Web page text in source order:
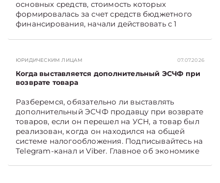
основных средств, стоимость которых
формировалась за счет средств бюджетного
финансирования, начали действовать с 1
на Telegram‑канал и Viber. Главное об
экономике Беларуси — раньше, чем в новостях
TelegramViber
ЮРИДИЧЕСКИМ ЛИЦАМ 07.07.2026
Когда выставляется дополнительный ЭСЧФ при
возврате товара
Разберемся, обязательно ли выставлять
дополнительный ЭСЧФ продавцу при возврате
товаров, если он перешел на УСН, а товар был
реализован, когда он находился на общей
системе налогообложения. Подписывайтесь на
Telegram‑канал и Viber. Главное об экономике